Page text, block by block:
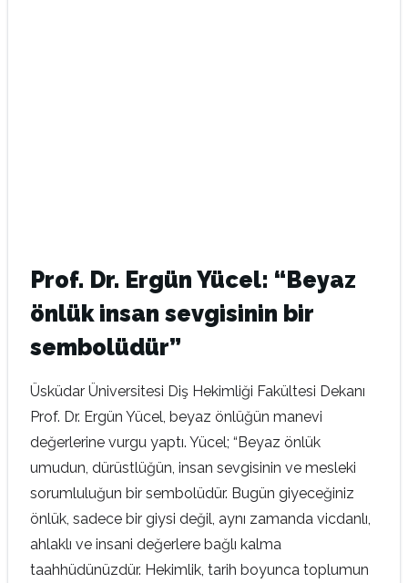
Prof. Dr. Ergün Yücel: “Beyaz
önlük insan sevgisinin bir
sembolüdür”
Üsküdar Üniversitesi Diş Hekimliği Fakültesi Dekanı
Prof. Dr. Ergün Yücel, beyaz önlüğün manevi
değerlerine vurgu yaptı. Yücel; “Beyaz önlük
umudun, dürüstlüğün, insan sevgisinin ve mesleki
sorumluluğun bir sembolüdür. Bugün giyeceğiniz
önlük, sadece bir giysi değil, aynı zamanda vicdanlı,
ahlaklı ve insani değerlere bağlı kalma
taahhüdünüzdür. Hekimlik, tarih boyunca toplumun